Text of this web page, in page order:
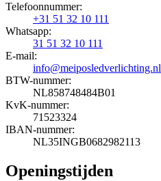
Telefoonnummer:
+31 51 32 10 111
Whatsapp:
31 51 32 10 111
E-mail:
info@meiposledverlichting.nl
BTW-nummer:
NL858748484B01
KvK-nummer:
71523324
IBAN-nummer:
NL35INGB0682982113
Openingstijden